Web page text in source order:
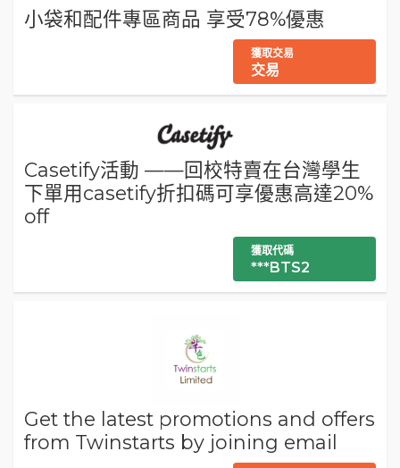
小袋和配件專區商品 享受78%優惠
獲取交易
交易
Casetify活動 ——回校特賣在台灣學生
下單用casetify折扣碼可享優惠高達20%
off
獲取代碼
***BTS2
Get the latest promotions and offers
from Twinstarts by joining email